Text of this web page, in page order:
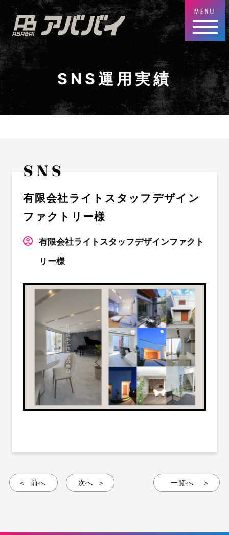
SNS運用実績
有限会社ライトスタッフデザイン
ファクトリー様
有限会社ライトスタッフデザインファクト
リー様
一覧へ
前へ 次へ